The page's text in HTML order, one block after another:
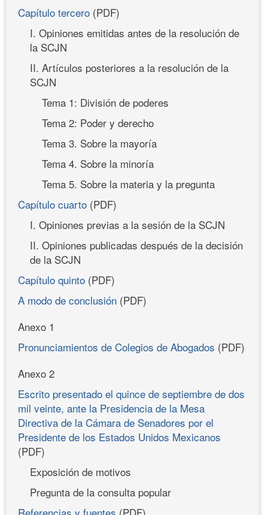
Capítulo tercero (PDF)
I. Opiniones emitidas antes de la resolución de
la SCJN
II. Artículos posteriores a la resolución de la
SCJN
Tema 1: División de poderes
Tema 2: Poder y derecho
Tema 3. Sobre la mayoría
Tema 4. Sobre la minoría
Tema 5. Sobre la materia y la pregunta
Capítulo cuarto (PDF)
I. Opiniones previas a la sesión de la SCJN
II. Opiniones publicadas después de la decisión
de la SCJN
Capítulo quinto (PDF)
A modo de conclusión (PDF)
Anexo 1
Pronunciamientos de Colegios de Abogados (PDF)
Anexo 2
Escrito presentado el quince de septiembre de dos
mil veinte, ante la Presidencia de la Mesa
Directiva de la Cámara de Senadores por el
Presidente de los Estados Unidos Mexicanos
(PDF)
Exposición de motivos
Pregunta de la consulta popular
Referencias y fuentes (PDF)